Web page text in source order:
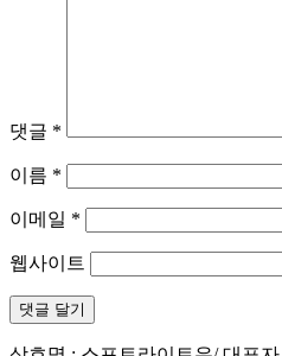
댓글 *
이름 *
이메일 *
웹사이트